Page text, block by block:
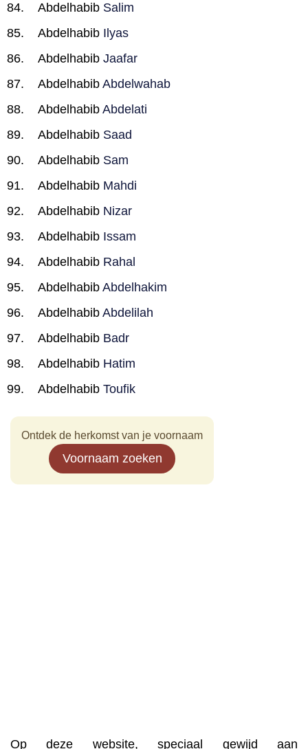
Abdelhabib Salim
Abdelhabib Ilyas
Abdelhabib Jaafar
Abdelhabib Abdelwahab
Abdelhabib Abdelati
Abdelhabib Saad
Abdelhabib Sam
Abdelhabib Mahdi
Abdelhabib Nizar
Abdelhabib Issam
Abdelhabib Rahal
Abdelhabib Abdelhakim
Abdelhabib Abdelilah
Abdelhabib Badr
Abdelhabib Hatim
Abdelhabib Toufik
Ontdek de herkomst van je voornaam
Voornaam zoeken
Op deze website, speciaal gewijd aan